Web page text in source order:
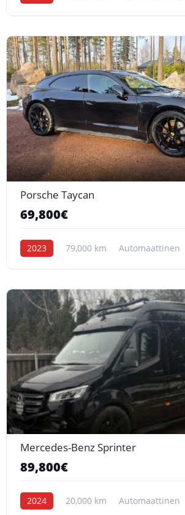
Porsche Taycan
69,800€
2023 79,000 km Automaattinen
Mercedes-Benz Sprinter
89,800€
2024 20,000 km Automaattinen